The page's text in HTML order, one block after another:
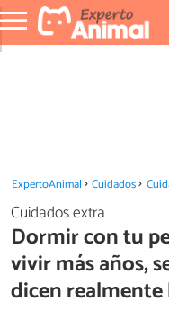
ExpertoAnimal Cuidados
Cuidados extra
Dormir con tu
vivir más años,
dicen